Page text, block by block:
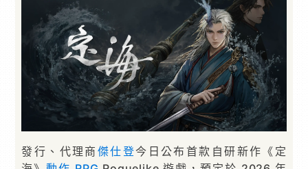
發行、代理商 傑仕登今日公布首款自研新作《定